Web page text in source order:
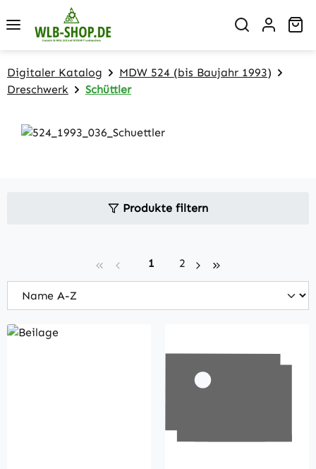
Zum Hauptinhalt springen
Digitaler Katalog
MDW 524 (bis Baujahr 1993)
Dreschwerk
Schüttler
Produkte filtern
Seite
1 Seite
2